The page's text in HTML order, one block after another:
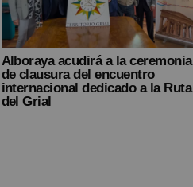
Alboraya acudirá a la ceremonia
de clausura del encuentro
internacional dedicado a la Ruta
del Grial